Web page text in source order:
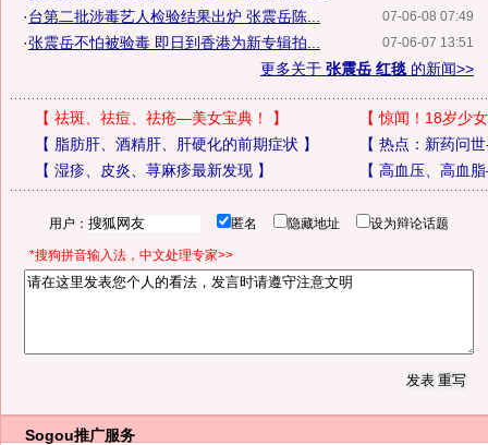
07-06-08 07:49
·台第二批涉毒艺人检验结果出炉 张震岳陈...
07-06-07 13:51
·张震岳不怕被验毒 即日到香港为新专辑拍...
更多关于 张震岳 红毯 的新闻>>
【 祛斑、祛痘、祛疮—美女宝典！ 】 【惊闻！18岁少
【 脂肪肝、酒精肝、肝硬化的前期症状 】 【 热点：新药问
【 湿疹、皮炎、荨麻疹最新发现】 【 高血压、高血
用户： 匿名 隐藏地址 设为辩论话题
*搜狗拼音输入法，中文处理专家>>
Sogou推广服务